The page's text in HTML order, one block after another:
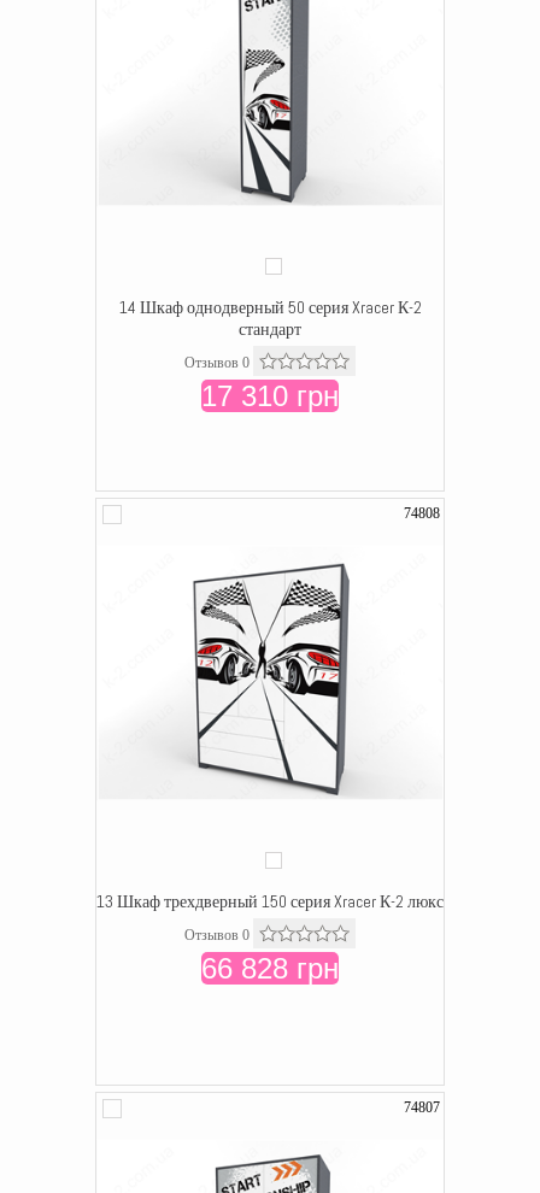
14 Шкаф однодверный 50 серия Xracer К-2
стандарт
Отзывов 0
17 310 грн
74808
13 Шкаф трехдверный 150 серия Xracer К-2 люкс
Отзывов 0
66 828 грн
74807